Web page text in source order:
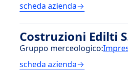
scheda azienda
Costruzioni Edilti
Gruppo merceologico:
scheda azienda